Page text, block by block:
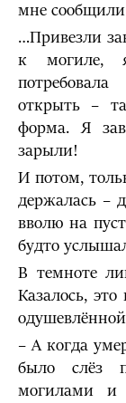
мне сообщили
…Привезли
к могиле,
открыть –
форма. Я
зарыли!
И потом,
держалась –
вволю на
будто
В темноте
Казалось,
– А когда
было слёз
могилами